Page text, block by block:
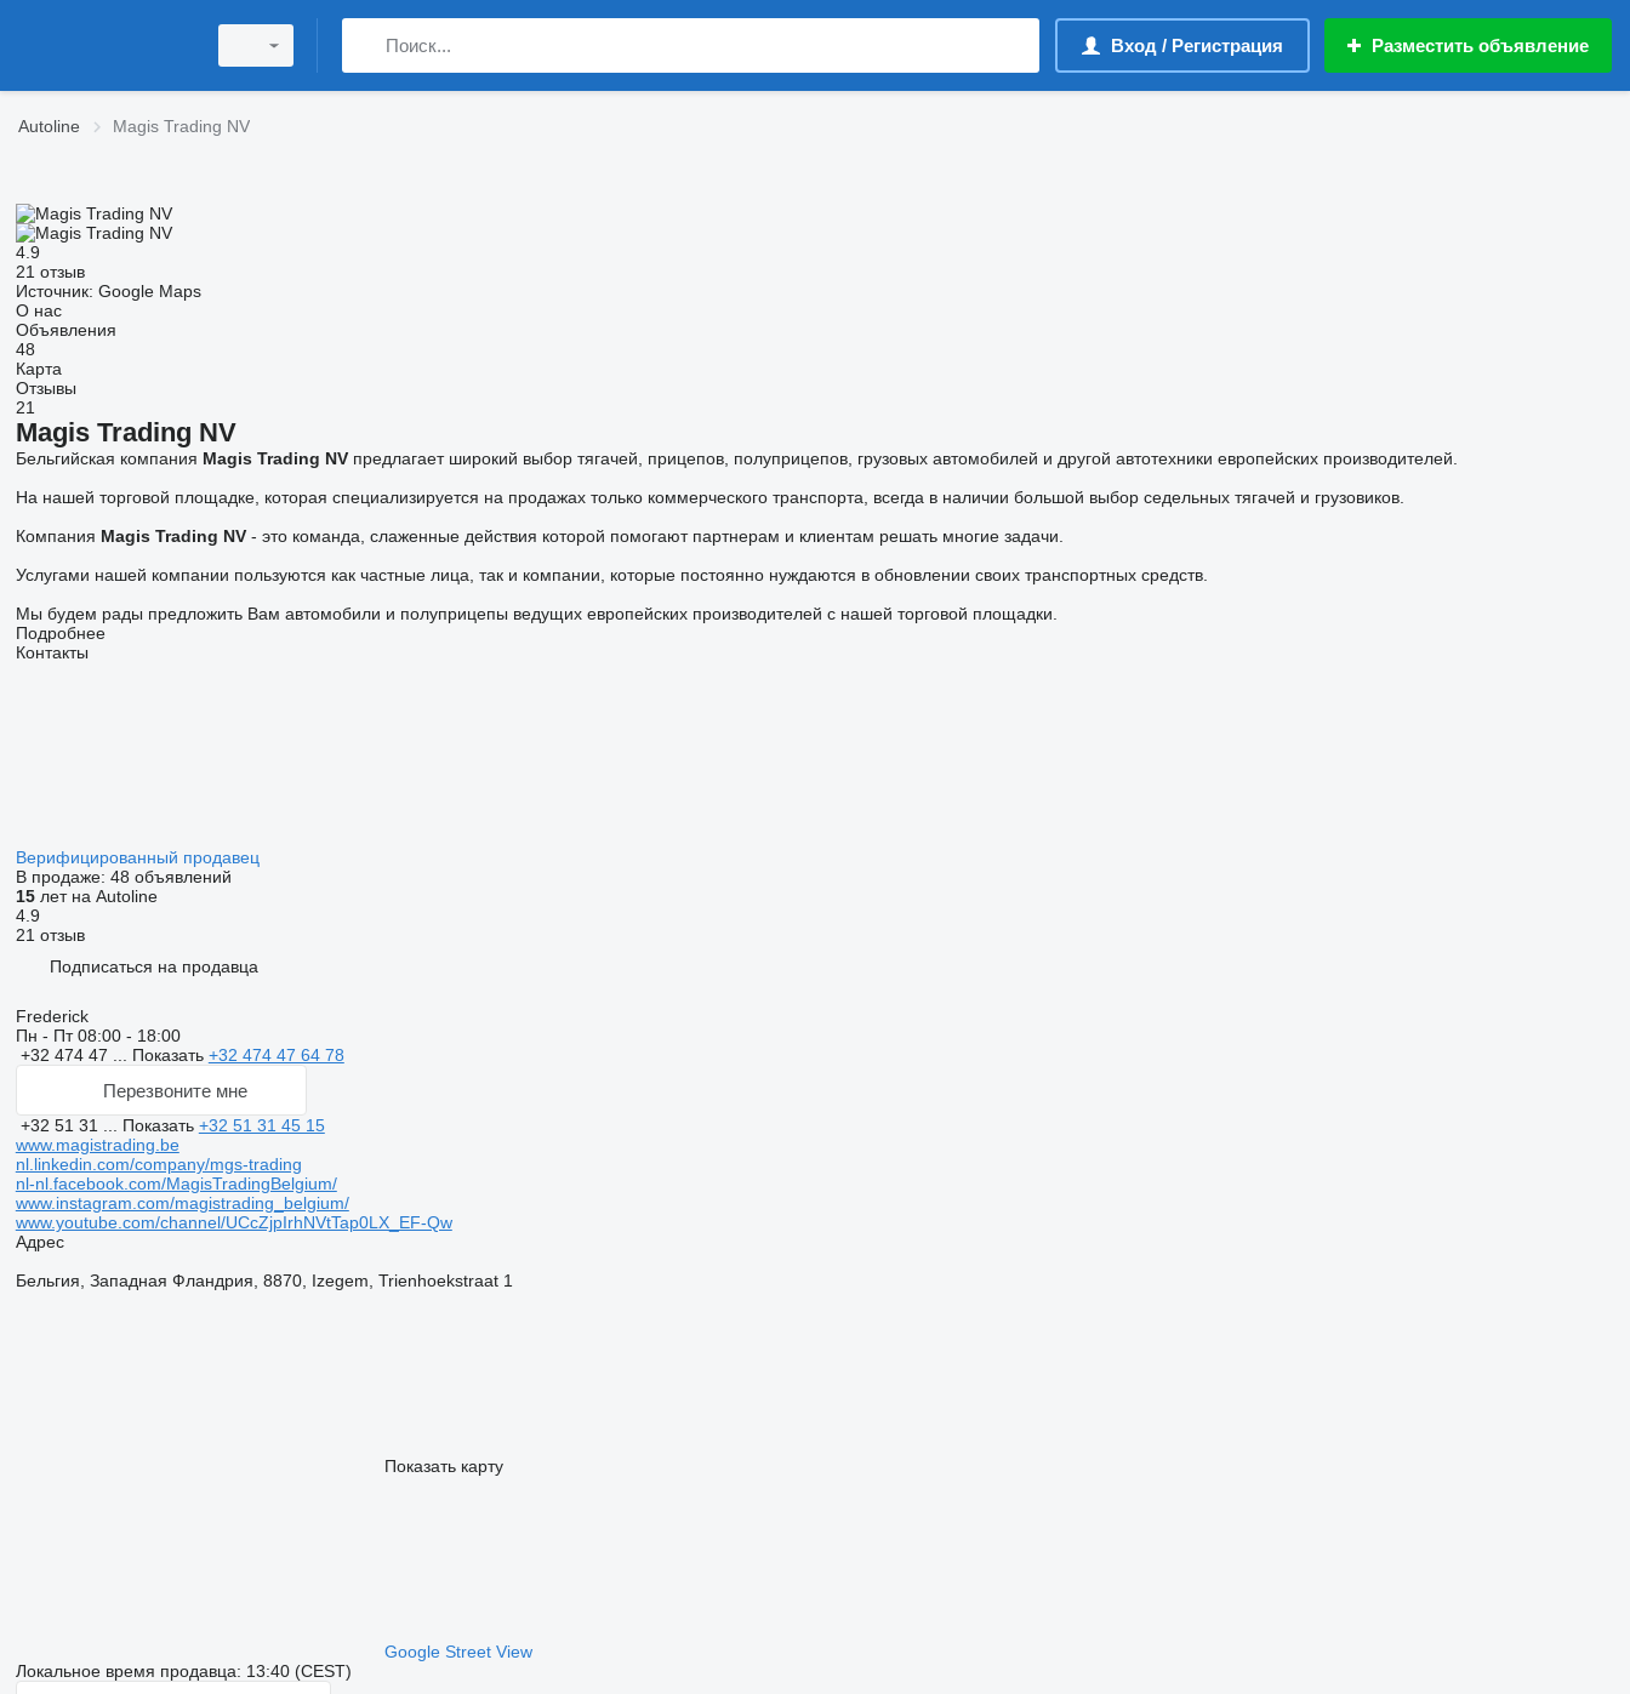
Вход / Регистрация Разместить объявление
Autoline Magis Trading NV
4.9
21 отзыв
Источник: Google Maps
О нас
Объявления
48
Карта
Отзывы
21
Magis Trading NV
Бельгийская компания Magis Trading NVпредлагает широкий выбор тягачей, прицепов, полуприцепов, грузовых автомобилей и другой автотехники европейских производителей.
На нашей торговой площадке, которая специализируется на продажах только коммерческого транспорта, всегда в наличии большой выбор седельных тягачей и грузовиков.
Компания Magis Trading NV- это команда, слаженные действия которой помогают партнерам и клиентам решать многие задачи.
Услугами нашей компании пользуются как частные лица, так и компании, которые постоянно нуждаются в обновлении своих транспортных средств.
Мы будем рады предложить Вам автомобили и полуприцепы ведущих европейских производителей с нашей торговой площадки.
Подробнее
Контакты
Верифицированный продавец
В продаже: 48 объявлений
15лет на Autoline
4.9
21 отзыв
Подписаться на продавца
Frederick
Пн - Пт08:00 - 18:00
+32 474 47 ... Показать +32 474 47 64 78
Перезвоните мне
+32 51 31 ... Показать +32 51 31 45 15
www.magistrading.be
nl.linkedin.com/company/mgs-trading
nl-nl.facebook.com/MagisTradingBelgium/
www.instagram.com/magistrading_belgium/
www.youtube.com/channel/UCcZjpIrhNVtTap0LX_EF-Qw
Адрес
Бельгия, Западная Фландрия, 8870, Izegem, Trienhoekstraat 1
Показать карту
Google Street View
Локальное время продавца: 13:40 (CEST)